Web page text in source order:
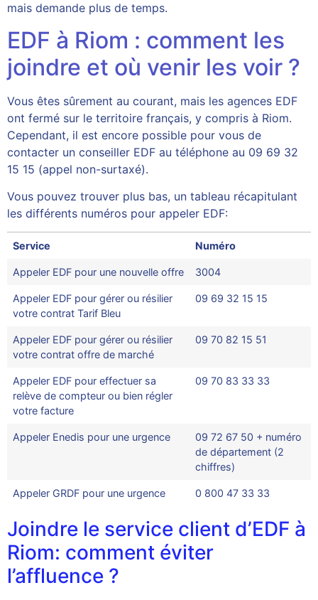
mais demande plus de temps.
EDF à Riom : comment les
joindre et où venir les voir ?
Vous êtes sûrement au courant, mais les agences EDF
ont fermé sur le territoire français, y compris à Riom.
Cependant, il est encore possible pour vous de
contacter un conseiller EDF au téléphone au 09 69 32
15 15 (appel non-surtaxé).
Vous pouvez trouver plus bas, un tableau récapitulant
les différents numéros pour appeler EDF:
Service Numéro
Appeler EDF pour une nouvelle offre 3004
Appeler EDF pour gérer ou résilier
votre contrat Tarif Bleu
09 69 32 15 15
Appeler EDF pour gérer ou résilier
votre contrat offre de marché
09 70 82 15 51
Appeler EDF pour effectuer sa
relève de compteur ou bien régler
votre facture
09 70 83 33 33
Appeler Enedis pour une urgence
09 72 67 50 + numéro
de département (2
chiffres)
Appeler GRDF pour une urgence 0 800 47 33 33
Joindre le service client d’EDF à
Riom: comment éviter
l’affluence ?